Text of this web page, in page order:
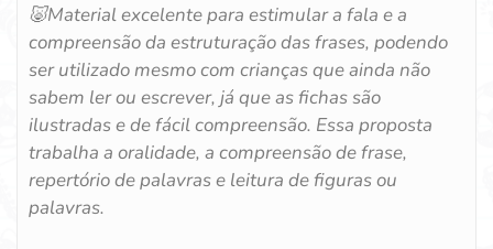
🐷Material excelente para estimular a fala e a
compreensão da estruturação das frases, podendo
ser utilizado mesmo com crianças que ainda não
sabem ler ou escrever, já que as fichas são
ilustradas e de fácil compreensão. Essa proposta
trabalha a oralidade, a compreensão de frase,
repertório de palavras e leitura de figuras ou
palavras.